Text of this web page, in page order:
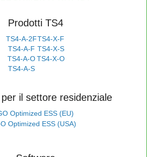
Prodotti TS4
TS4-A-2F
TS4-A-F
TS4-A-O
TS4-A-S
TS4-X-F
TS4-X-S
TS4-X-O
il settore residenziale
Optimized ESS (EU)
Optimized ESS (USA)